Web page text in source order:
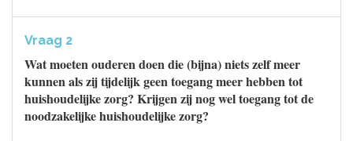
Vraag 2
Wat moeten ouderen doen die (bijna) niets zelf meer
kunnen als zij tijdelijk geen toegang meer hebben tot
huishoudelijke zorg? Krijgen zij nog wel toegang tot de
noodzakelijke huishoudelijke zorg?